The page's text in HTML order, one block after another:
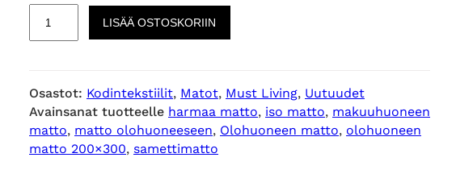
e
m
u
h
LISÄÄ OSTOSKORIIN
Osastot: Kodintekstiilit, Matot, Must Living, Uutuudet
Avainsanat tuotteelle harmaa matto, iso matto, makuuhuoneen
matto, matto olohuoneeseen, Olohuoneen matto, olohuoneen
matto 200×300, samettimatto